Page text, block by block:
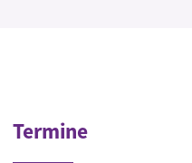
Termine